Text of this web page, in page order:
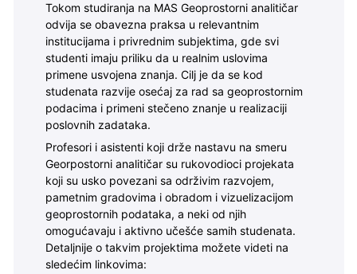
Tokom studiranja na MAS Geoprostorni analitičar
odvija se obavezna praksa u relevantnim
institucijama i privrednim subjektima, gde svi
studenti imaju priliku da u realnim uslovima
primene usvojena znanja. Cilj je da se kod
studenata razvije osećaj za rad sa geoprostornim
podacima i primeni stečeno znanje u realizaciji
poslovnih zadataka.
Profesori i asistenti koji drže nastavu na smeru
Georpostorni analitičar su rukovodioci projekata
koji su usko povezani sa održivim razvojem,
pametnim gradovima i obradom i vizuelizacijom
geoprostornih podataka, a neki od njih
omogućavaju i aktivno učešće samih studenata.
Detaljnije o takvim projektima možete videti na
sledećim linkovima: